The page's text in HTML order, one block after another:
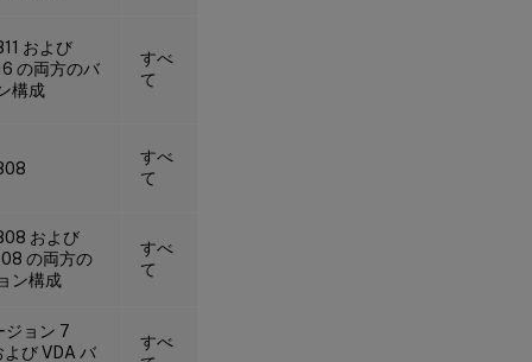
および
の両方のバ
構成
すべ
て
すべ
て
および
の両方の
ン構成
すべ
て
ジョン 7
び VDA バ
すべ